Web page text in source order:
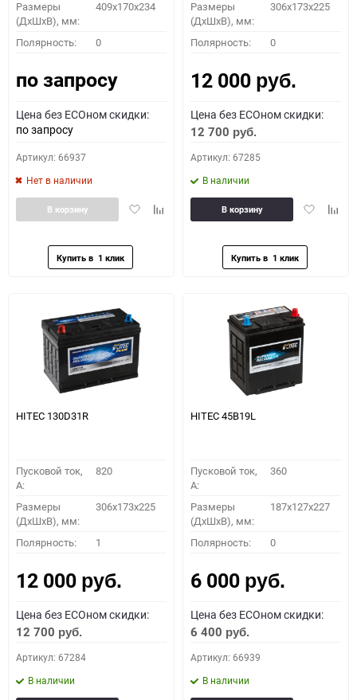
Размеры
(ДхШхВ), мм:
409x170x234
Полярность: 0
по запросу
Цена без ECOном скидки:
по запросу
Артикул: 66937
Нет в наличии
ДобавитьДобавить
В корзину
Размеры
(ДхШхВ), мм:
306x173x225
Полярность: 0
12 000 руб.
Цена без ECOном скидки:
12 700 руб.
Артикул: 67285
В наличии
Добавить
В корзину
HITEC 130D31R
Пусковой ток,
A:
820
Размеры
(ДхШхВ), мм:
306x173x225
Полярность: 1
12 000 руб.
Цена без ECOном скидки:
12 700 руб.
Артикул: 67284
В наличии
HITEC 45B19L
Пусковой ток,
A:
360
Размеры
(ДхШхВ), мм:
187x127x227
Полярность: 0
6 000 руб.
Цена без ECOном скидки:
6 400 руб.
Артикул: 66939
В наличии